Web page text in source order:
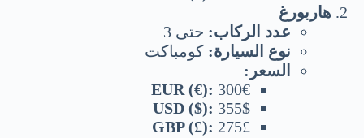
هاربورغ
عدد الركاب: حتى 3
نوع السيارة: كومباكت
السعر:
EUR (€): 300€
USD ($): 355$
GBP (£): 275£